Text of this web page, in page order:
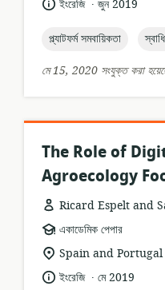
ভাষা:ইংরেজিপ্রকাশনারজুন 2019
topic:
প্ল্যাটফর্ম সমবায়িকতা
মে 15, 2020 সংযুক্ত করা
The Role of
Agroecology
Ricard Espelt and
তথ্যসম্পদের
ফর্ম্যাট:
একাডেমিক পেপার
প্রাসঙ্গিকতার
অবস্থান:
Spain and Portugal
ভাষা:ইংরেজি .
প্রকাশনারমে 2019